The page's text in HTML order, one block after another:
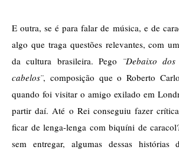
E outra, se é para falar de música, e de
algo que traga questões relevantes, com
da cultura brasileira. Pego ¨Debaixo
cabelos¨, composição que o Roberto
quando foi visitar o amigo exilado em
partir daí. Até o Rei conseguiu fazer
ficar de lenga-lenga com biquíni de
sem entregar, algumas dessas